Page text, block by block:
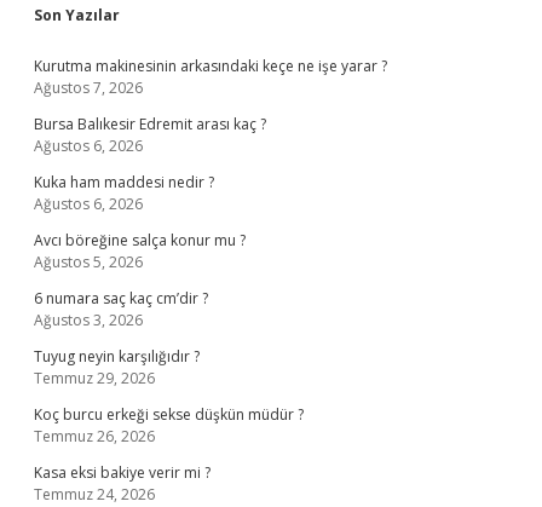
Sidebar
Son Yazılar
Kurutma makinesinin arkasındaki keçe ne işe yarar ?
Ağustos 7, 2026
Bursa Balıkesir Edremit arası kaç ?
Ağustos 6, 2026
Kuka ham maddesi nedir ?
Ağustos 6, 2026
Avcı böreğine salça konur mu ?
Ağustos 5, 2026
6 numara saç kaç cm’dir ?
Ağustos 3, 2026
Tuyug neyin karşılığıdır ?
Temmuz 29, 2026
Koç burcu erkeği sekse düşkün müdür ?
Temmuz 26, 2026
Kasa eksi bakiye verir mi ?
Temmuz 24, 2026